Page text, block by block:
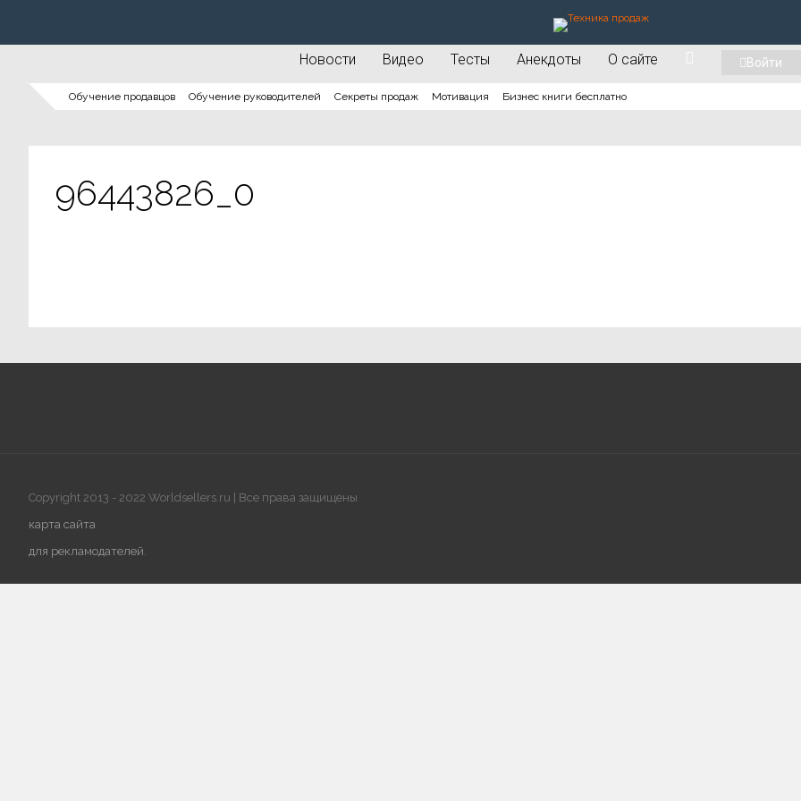
Новости Видео Тесты Анекдоты О сайте Войти
Обучение продавцов Обучение руководителей Секреты продаж Мотивация Бизнес книги бесплатно
96443826_0
Copyright 2013 - 2022 Worldsellers.ru | Все права защищены
карта сайта
для рекламодателей